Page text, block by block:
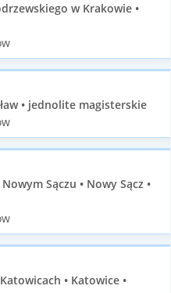
w Krakowie •
• jednolite magisterskie
Sączu • Nowy Sącz •
• Katowice •